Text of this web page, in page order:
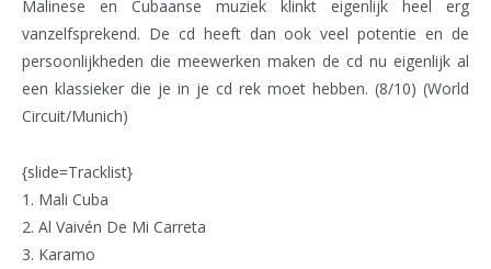
Malinese en Cubaanse muziek klinkt eigenlijk heel erg
vanzelfsprekend. De cd heeft dan ook veel potentie en de
persoonlijkheden die meewerken maken de cd nu eigenlijk al
een klassieker die je in je cd rek moet hebben. (8/10) (World
Circuit/Munich)
{slide=Tracklist}
1. Mali Cuba
2. Al Vaivén De Mi Carreta
3. Karamo